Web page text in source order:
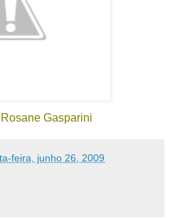
Gasparini
feira, junho 26, 2009